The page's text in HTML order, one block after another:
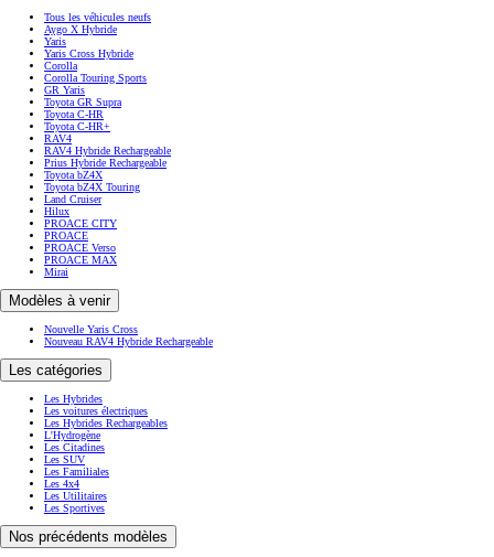
Tous les véhicules neufs
Aygo X Hybride
Yaris
Yaris Cross Hybride
Corolla
Corolla Touring Sports
GR Yaris
Toyota GR Supra
Toyota C-HR
Toyota C-HR+
RAV4
RAV4 Hybride Rechargeable
Prius Hybride Rechargeable
Toyota bZ4X
Toyota bZ4X Touring
Land Cruiser
Hilux
PROACE CITY
PROACE
PROACE Verso
PROACE MAX
Mirai
Modèles à venir
Nouvelle Yaris Cross
Nouveau RAV4 Hybride Rechargeable
Les catégories
Les Hybrides
Les voitures électriques
Les Hybrides Rechargeables
L'Hydrogène
Les Citadines
Les SUV
Les Familiales
Les 4x4
Les Utilitaires
Les Sportives
Nos précédents modèles